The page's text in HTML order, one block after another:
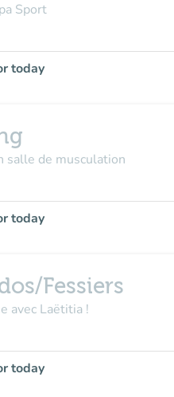
Sport
today
salle de musculation
today
Fessiers
avec Laëtitia !
today